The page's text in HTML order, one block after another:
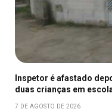
Inspetor é afastado
duas crianças em
7 DE AGOSTO DE 2026